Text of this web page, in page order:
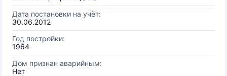
Дата постановки на учёт:
30.06.2012
Год постройки:
1964
Дом признан аварийным:
Нет